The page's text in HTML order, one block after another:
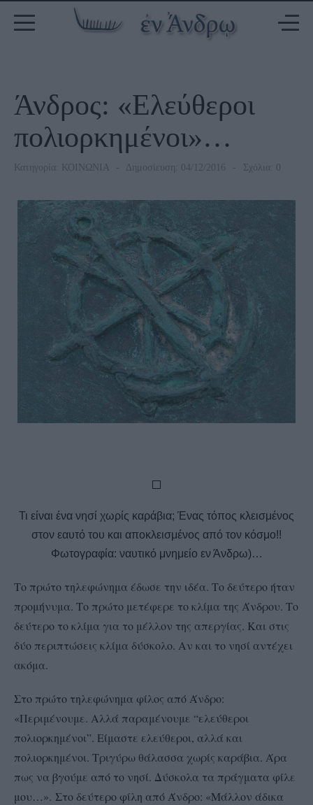
Άνδρος: «Ελεύθεροι
πολιορκημένοι»…
Κατηγορία: ΚΟΙΝΩΝΙΑ Δημοσίευση: 04/12/2016 Σχόλια: 0
Τι είναι ένα νησί χωρίς καράβια; Ένας τόπος κλεισμένος
στον εαυτό του και αποκλεισμένος από τον κόσμο!!
Φωτογραφία: ναυτικό μνημείο εν Άνδρω)…
Το πρώτο τηλεφώνημα έδωσε την ιδέα. Το δεύτερο ήταν
προμήνυμα. Το πρώτο μετέφερε το κλίμα της Άνδρου. Το
δεύτερο το κλίμα για το μέλλον της απεργίας. Και στις
δύο περιπτώσεις κλίμα δύσκολο. Αν και το νησί αντέχει
ακόμα.
Στο πρώτο τηλεφώνημα φίλος από Άνδρο:
«Περιμένουμε. Αλλά παραμένουμε “ελεύθεροι
πολιορκημένοι”. Είμαστε ελεύθεροι, αλλά και
πολιορκημένοι. Τριγύρω θάλασσα χωρίς καράβια. Άρα
πως να βγούμε από το νησί. Δύσκολα τα πράγματα φίλε
μου…». Στο δεύτερο φίλη από Άνδρο: «Μάλλον άδικα